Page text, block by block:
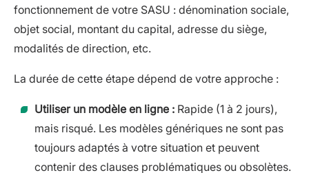
fonctionnement de votre SASU : dénomination sociale,
objet social, montant du capital, adresse du siège,
modalités de direction, etc.
La durée de cette étape dépend de votre approche :
Utiliser un modèle en ligne : Rapide (1 à 2 jours),
mais risqué. Les modèles génériques ne sont pas
toujours adaptés à votre situation et peuvent
contenir des clauses problématiques ou obsolètes.